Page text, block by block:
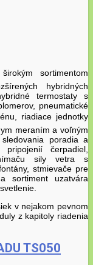
sortimentom
hybridných
termostaty s
pneumatické
riadiace jednotky
meraním a voľným
poradia a
čerpadiel,
sily vetra s
stmievače pre
sortiment uzatvára
v nejakom pevnom
z kapitoly riadenia
TS050